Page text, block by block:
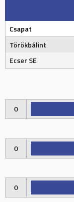
Csapat
Törökbálint
Ecser SE
0
0
0